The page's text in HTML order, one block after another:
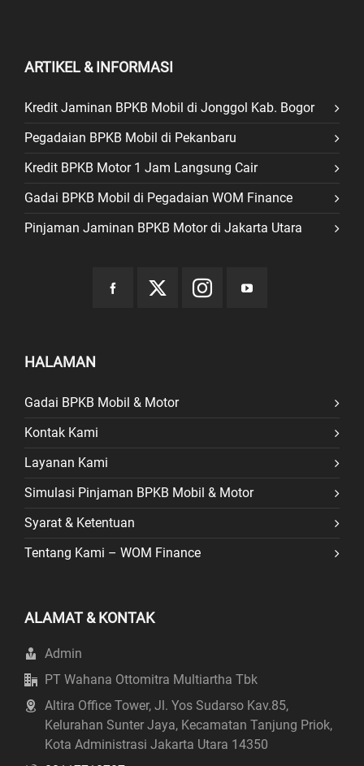
ARTIKEL & INFORMASI
Kredit Jaminan BPKB Mobil di Jonggol Kab. Bogor
Pegadaian BPKB Mobil di Pekanbaru
Kredit BPKB Motor 1 Jam Langsung Cair
Gadai BPKB Mobil di Pegadaian WOM Finance
Pinjaman Jaminan BPKB Motor di Jakarta Utara
HALAMAN
Gadai BPKB Mobil & Motor
Kontak Kami
Layanan Kami
Simulasi Pinjaman BPKB Mobil & Motor
Syarat & Ketentuan
Tentang Kami – WOM Finance
ALAMAT & KONTAK
Admin
PT Wahana Ottomitra Multiartha Tbk
Altira Office Tower, Jl. Yos Sudarso Kav.85,
Kelurahan Sunter Jaya, Kecamatan Tanjung Priok,
Kota Administrasi Jakarta Utara 14350